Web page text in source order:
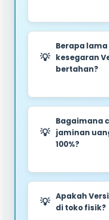
Berapa
kesegaran
bertahan?
Bagaimana
jaminan
100%?
Apakah
di toko fisik?